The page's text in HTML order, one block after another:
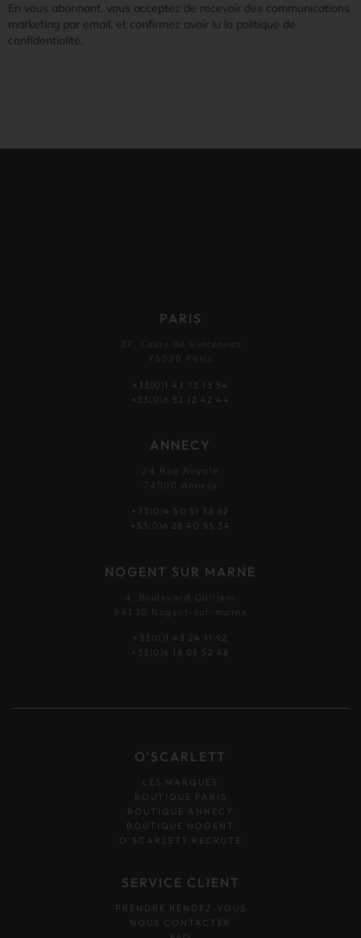
En vous abonnant, vous acceptez de recevoir des communications
marketing par email, et confirmez avoir lu la politique de
confidentialité.
PARIS
37, Cours de Vincennes
75020 Paris
+33(0)1 43 73 13 54
+33(0)6 52 12 42 44
ANNECY
24 Rue Royale
74000 Annecy
+33(0)4 50 51 38 62
+33(0)6 28 40 55 34
NOGENT SUR MARNE
4, Boulevard Gallieni
94130 Nogent-sur-marne
+33(0)1 43 24 11 92
+33(0)6 18 08 52 48
O'SCARLETT
LES MARQUES
BOUTIQUE PARIS
BOUTIQUE ANNECY
BOUTIQUE NOGENT
O’SCARLETT RECRUTE
SERVICE CLIENT
PRENDRE RENDEZ-VOUS
NOUS CONTACTER